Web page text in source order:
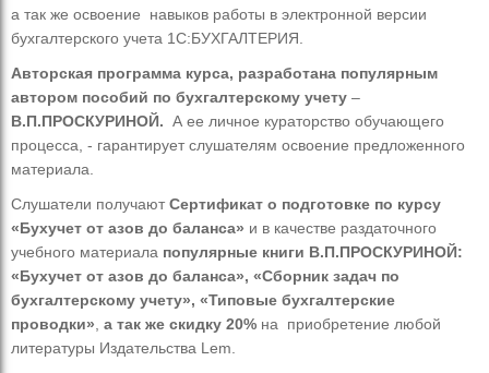
а так же освоение навыков работы в электронной версии
бухгалтерского учета 1С:БУХГАЛТЕРИЯ.
Авторская программа курса, разработана популярным
автором пособий по бухгалтерскому учету –
В.П.ПРОСКУРИНОЙ. А ее личное кураторство обучающего
процесса, - гарантирует слушателям освоение предложенного
материала.
Слушатели получают Сертификат о подготовке по курсу
«Бухучет от азов до баланса» и в качестве раздаточного
учебного материала популярные книги В.П.ПРОСКУРИНОЙ:
«Бухучет от азов до баланса», «Сборник задач по
бухгалтерскому учету», «Типовые бухгалтерские
проводки» а так же скидку 20% на приобретение любой
литературы Издательства Lem.